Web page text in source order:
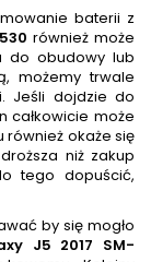
baterii z
również może
do obudowy lub
możemy trwale
Jeśli dojdzie do
całkowicie może
również okaże się
niż zakup
tego dopuścić,
by się mogło
J5 2017 SM-